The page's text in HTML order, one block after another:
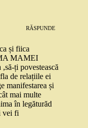
RĂSPUNDE
și fiica
MAMEI
ți povestească
de relațiile ei
manifestarea și
mai multe
în legăturăd
vei fi